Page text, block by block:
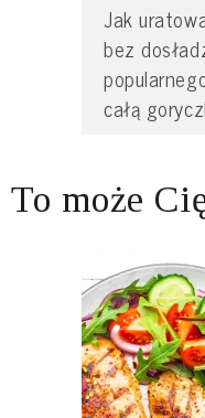
Jak
bez
całą
To może